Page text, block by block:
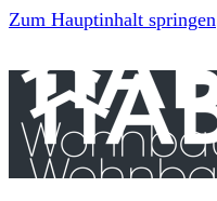
Zum Hauptinhalt springen